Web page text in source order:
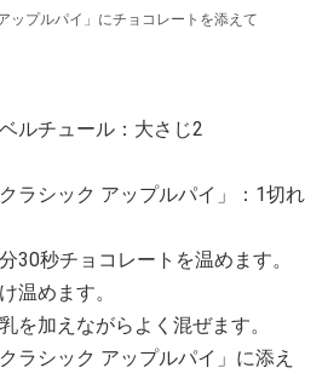
ップルパイ」にチョコレートを添えて
ルチュール：大さじ2
ラシック アップルパイ」：1切れ
30秒チョコレートを温めます。
温めます。
を加えながらよく混ぜます。
ラシック アップルパイ」に添え